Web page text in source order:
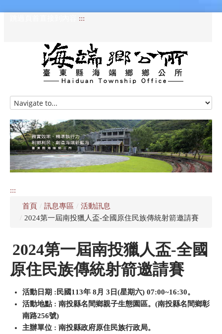
:::
HOME
訊息專區
認識海端
公所介紹
資訊公開專區
:::
首頁 / 訊息專區 / 活動訊息
/ 2024第一屆南投獵人盃-全國原住民族傳統射箭邀請賽
2024第一屆南投獵人盃-全國
原住民族傳統射箭邀請賽
活動日期 :民國113年 8月 3日(星期六) 07:00~16:30。
活動地點 : 南投縣名間鄉親子生態園區。(南投縣名間鄉彰
南路256號)
主辦單位 : 南投縣政府原住民族行政局。